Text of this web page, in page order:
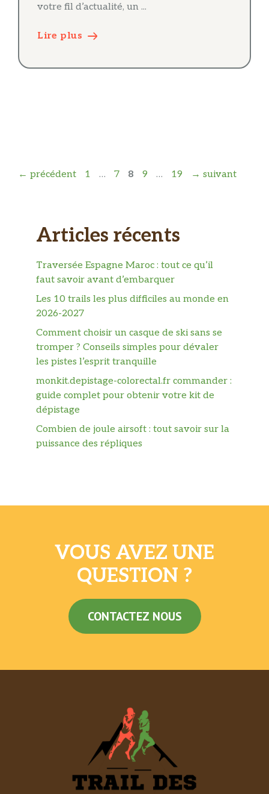
votre fil d’actualité, un ...
Lire plus
← précédent Page
1 … Page
7 Page
8 Page
9 … Page
19 → suivant
Articles récents
Traversée Espagne Maroc : tout ce qu’il
faut savoir avant d’embarquer
Les 10 trails les plus difficiles au monde en
2026-2027
Comment choisir un casque de ski sans se
tromper ? Conseils simples pour dévaler
les pistes l’esprit tranquille
monkit.depistage-colorectal.fr commander :
guide complet pour obtenir votre kit de
dépistage
Combien de joule airsoft : tout savoir sur la
puissance des répliques
VOUS AVEZ UNE
QUESTION ?
CONTACTEZ NOUS